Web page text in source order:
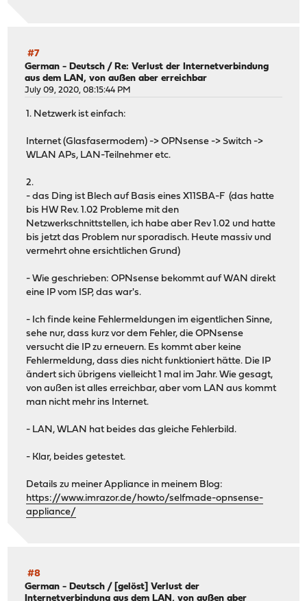
#7
German - Deutsch /Re: Verlust der Internetverbindung
aus dem LAN, von außen aber erreichbar
July 09, 2020, 08:15:44 PM
1. Netzwerk ist einfach:
Internet (Glasfasermodem) -> OPNsense -> Switch ->
WLAN APs, LAN-Teilnehmer etc.
2.
- das Ding ist Blech auf Basis eines X11SBA-F (das hatte
bis HW Rev. 1.02 Probleme mit den
Netzwerkschnittstellen, ich habe aber Rev 1.02 und hatte
bis jetzt das Problem nur sporadisch. Heute massiv und
vermehrt ohne ersichtlichen Grund)
- Wie geschrieben: OPNsense bekommt auf WAN direkt
eine IP vom ISP, das war's.
- Ich finde keine Fehlermeldungen im eigentlichen Sinne,
sehe nur, dass kurz vor dem Fehler, die OPNsense
versucht die IP zu erneuern. Es kommt aber keine
Fehlermeldung, dass dies nicht funktioniert hätte. Die IP
ändert sich übrigens vielleicht 1 mal im Jahr. Wie gesagt,
von außen ist alles erreichbar, aber vom LAN aus kommt
man nicht mehr ins Internet.
- LAN, WLAN hat beides das gleiche Fehlerbild.
- Klar, beides getestet.
Details zu meiner Appliance in meinem Blog:
https://www.imrazor.de/howto/selfmade-opnsense-
appliance/
#8
German - Deutsch / [gelöst] Verlust der
Internetverbindung aus dem LAN, von außen aber